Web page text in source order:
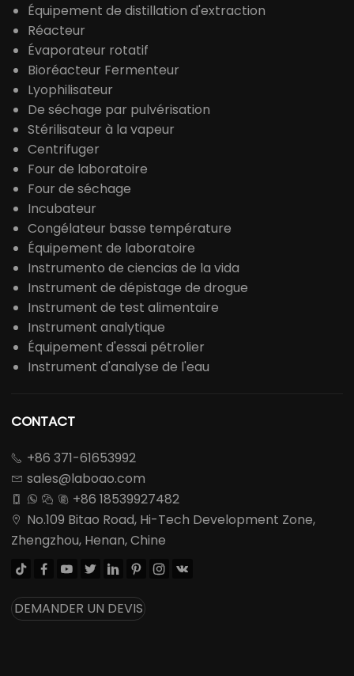
Équipement de distillation d'extraction
Réacteur
Évaporateur rotatif
Bioréacteur Fermenteur
Lyophilisateur
De séchage par pulvérisation
Stérilisateur à la vapeur
Centrifuger
Four de laboratoire
Four de séchage
Incubateur
Congélateur basse température
Équipement de laboratoire
Instrumento de ciencias de la vida
Instrument de dépistage de drogue
Instrument de test alimentaire
Instrument analytique
Équipement d'essai pétrolier
Instrument d'analyse de l'eau
CONTACT
 +86 371-61653992
 sales@laboao.com
    +86 18539927482

No.109 Bitao Road, Hi-Tech Development Zone,
Zhengzhou, Henan, Chine
       
DEMANDER UN DEVIS